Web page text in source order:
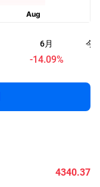
6月
-14.09%
今
4340.37